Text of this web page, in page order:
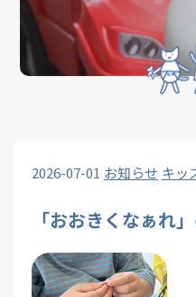
2026-07-01 お知らせ キッ
「おおきくなぁれ